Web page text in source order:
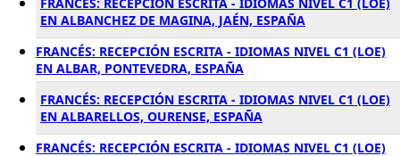
EN ALBANCHEZ DE MAGINA, JAÉN, ESPAÑA
FRANCÉS: RECEPCIÓN ESCRITA - IDIOMAS NIVEL C1 (LOE)
EN ALBAR, PONTEVEDRA, ESPAÑA
FRANCÉS: RECEPCIÓN ESCRITA - IDIOMAS NIVEL C1 (LOE)
EN ALBARELLOS, OURENSE, ESPAÑA
FRANCÉS: RECEPCIÓN ESCRITA - IDIOMAS NIVEL C1 (LOE)